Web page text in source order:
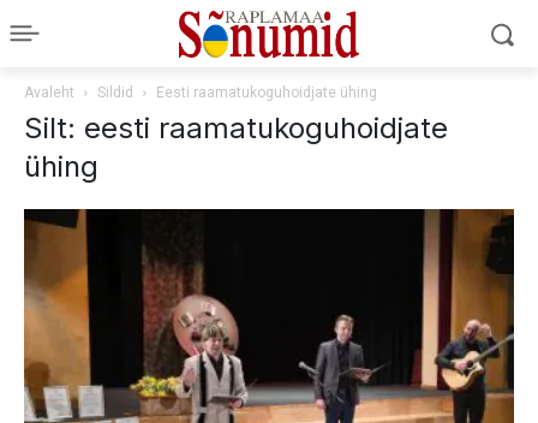
Avaleht Sildid Eesti raamatukoguhoidjate ühing
Silt: eesti raamatukoguhoidjate
ühing